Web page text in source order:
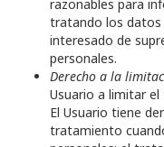
razonables para
tratando los datos
interesado de
personales.
Derecho a la
Usuario a limitar
El Usuario tiene
tratamiento